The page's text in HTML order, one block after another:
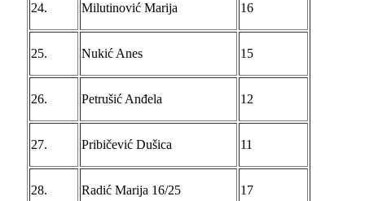
24. Milutinović Marija 16
25. Nukić Anes 15
26. Petrušić Anđela 12
27. Pribičević Dušica 11
28. Radić Marija 16/25 17